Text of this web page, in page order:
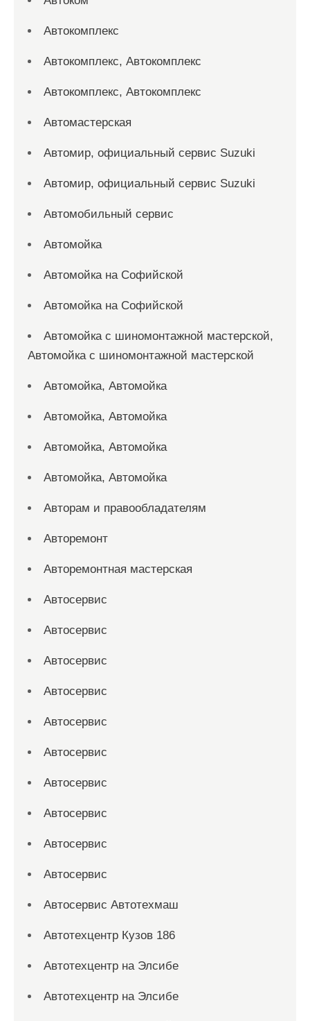
Автокомплекс
Автокомплекс, Автокомплекс
Автокомплекс, Автокомплекс
Автомастерская
Автомир, официальный сервис Suzuki
Автомир, официальный сервис Suzuki
Автомобильный сервис
Автомойка
Автомойка на Софийской
Автомойка на Софийской
Автомойка с шиномонтажной мастерской,
Автомойка с шиномонтажной мастерской
Автомойка, Автомойка
Автомойка, Автомойка
Автомойка, Автомойка
Автомойка, Автомойка
Авторам и правообладателям
Авторемонт
Авторемонтная мастерская
Автосервис
Автосервис
Автосервис
Автосервис
Автосервис
Автосервис
Автосервис
Автосервис
Автосервис
Автосервис
Автосервис Автотехмаш
Автотехцентр Кузов 186
Автотехцентр на Элсибе
Автотехцентр на Элсибе